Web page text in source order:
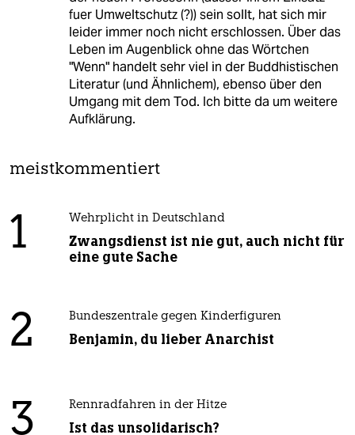
fuer Umweltschutz (?)) sein sollt, hat sich mir
leider immer noch nicht erschlossen. Über das
Leben im Augenblick ohne das Wörtchen
"Wenn" handelt sehr viel in der Buddhistischen
Literatur (und Ähnlichem), ebenso über den
Umgang mit dem Tod. Ich bitte da um weitere
Aufklärung.
meistkommentiert
1 Wehrplicht in Deutschland
Zwangsdienst ist nie gut, auch nicht für
eine gute Sache
2 Bundeszentrale gegen Kinderfiguren
Benjamin, du lieber Anarchist
3 Rennradfahren in der Hitze
Ist das unsolidarisch?